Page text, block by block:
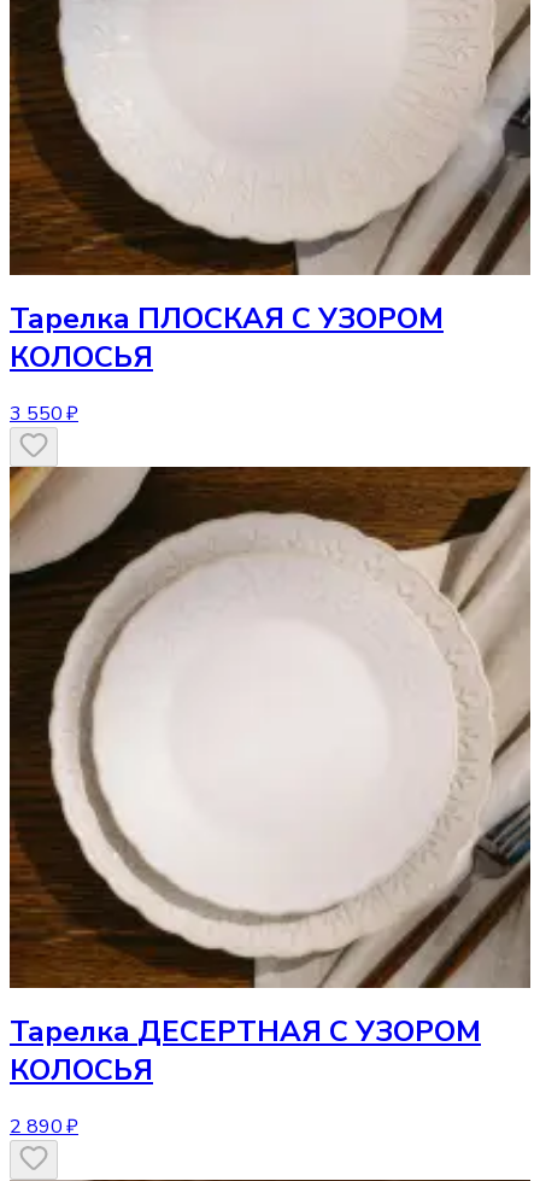
Тарелка ПЛОСКАЯ С УЗОРОМ
КОЛОСЬЯ
3 550 ₽
Тарелка ДЕСЕРТНАЯ С УЗОРОМ
КОЛОСЬЯ
2 890 ₽